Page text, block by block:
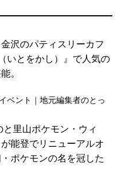
金沢のパティスリーカフ
いとをかし）』で人気の
。
ベント｜地元編集者のとっ
と里山ポケモン・ウィ
能登でリニューアルオ
ポケモンの名を冠した